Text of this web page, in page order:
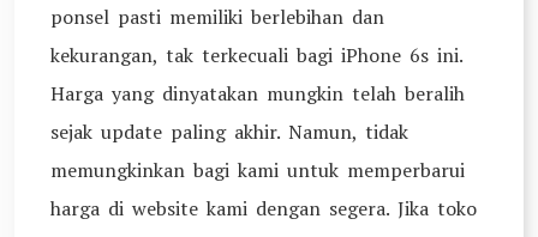
ponsel pasti memiliki berlebihan dan
kekurangan, tak terkecuali bagi iPhone 6s ini.
Harga yang dinyatakan mungkin telah beralih
sejak update paling akhir. Namun, tidak
memungkinkan bagi kami untuk memperbarui
harga di website kami dengan segera. Jika toko